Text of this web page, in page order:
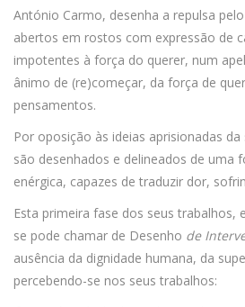
António Carmo, desenha a repulsa
abertos em rostos com expressão de
impotentes à força do querer, num
ânimo de (re)começar, da força de
pensamentos.
Por oposição às ideias aprisionadas
são desenhados e delineados de uma
enérgica, capazes de traduzir dor,
Esta primeira fase dos seus trabalhos,
se pode chamar de Desenho de
ausência da dignidade humana, da
percebendo-se nos seus trabalhos: